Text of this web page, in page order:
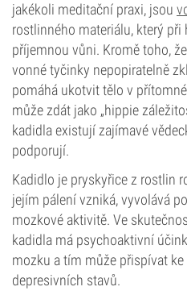
jakékoli meditační praxi, jsou
rostlinného materiálu, který
příjemnou vůni. Kromě toho,
vonné tyčinky nepopiratelně
pomáhá ukotvit tělo v
může zdát jako „hippie
kadidla existují zajímavé
podporují.
Kadidlo je pryskyřice z rostlin
jejím pálení vzniká, vyvolává
mozkové aktivitě. Ve
kadidla má psychoaktivní
mozku a tím může přispívat
depresivních stavů.